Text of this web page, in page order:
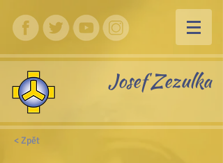
Josef Zezulka
< Zpět